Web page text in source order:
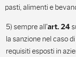
pasti, alimenti e
5) sempre all'art. 24
la sanzione nel caso
requisiti esposti in